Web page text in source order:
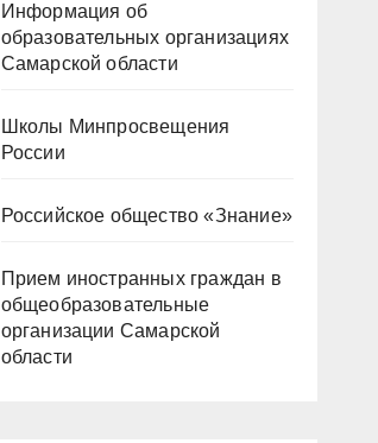
Информация об
образовательных организациях
Самарской области
Школы Минпросвещения
России
Российское общество «Знание»
Прием иностранных граждан в
общеобразовательные
организации Самарской
области